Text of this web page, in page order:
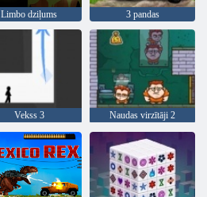
Limbo dziļums 3 pandas
Vekss 3 Naudas virzītāji 2